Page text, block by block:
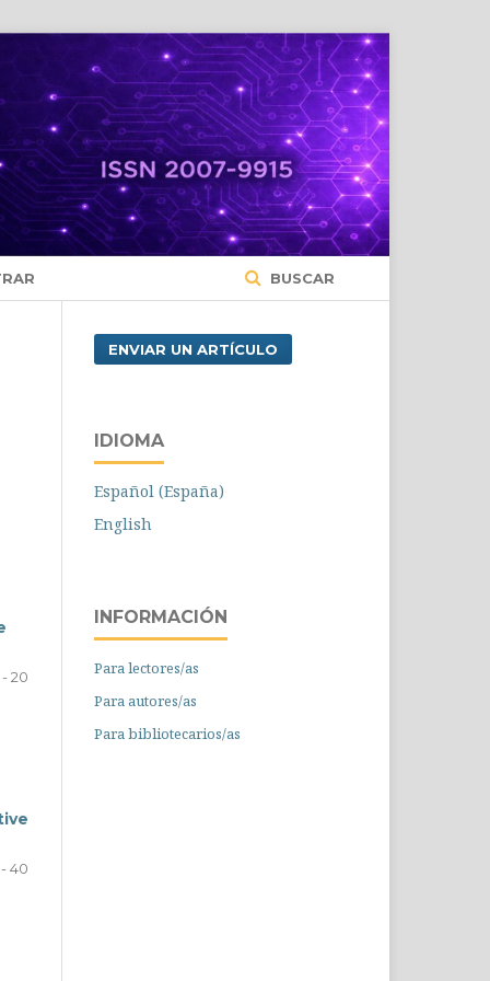
BUSCAR
- 20
- 40
ENVIAR UN ARTÍCULO
IDIOMA
Español (España)
English
INFORMACIÓN
Para lectores/as
Para autores/as
Para bibliotecarios/as